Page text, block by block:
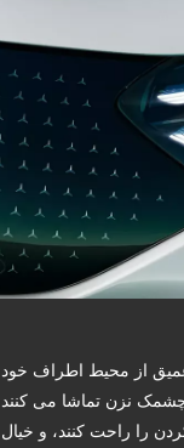
نزن تماشا می کنند
را راحت کنند، و خیال